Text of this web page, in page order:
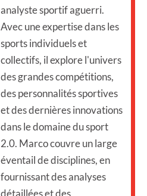
analyste sportif aguerri.
Avec une expertise dans les
sports individuels et
collectifs, il explore l'univers
des grandes compétitions,
des personnalités sportives
et des dernières innovations
dans le domaine du sport
2.0. Marco couvre un large
éventail de disciplines, en
fournissant des analyses
détaillées et des